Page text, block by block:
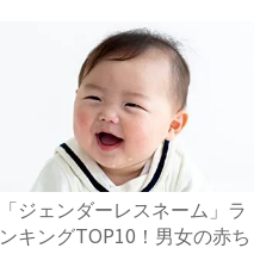
「ジェンダーレスネーム」ラ
ンキングTOP10！男女の赤ち